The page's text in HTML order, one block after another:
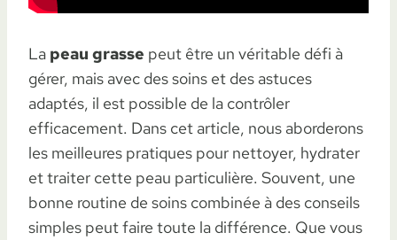
La peau grasse peut être un véritable défi à
gérer, mais avec des soins et des astuces
adaptés, il est possible de la contrôler
efficacement. Dans cet article, nous aborderons
les meilleures pratiques pour nettoyer, hydrater
et traiter cette peau particulière. Souvent, une
bonne routine de soins combinée à des conseils
simples peut faire toute la différence. Que vous